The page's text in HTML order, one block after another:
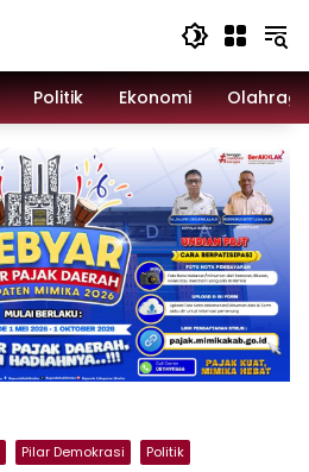
Politik Ekonomi
Pilar Demokrasi Politik